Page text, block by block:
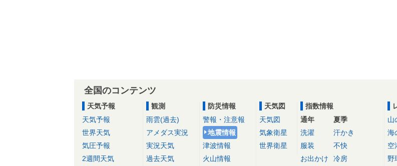
全国のコンテンツ
天気予報
天気予報
世界天気
気圧予報
2週間天気
観測
雨雲(過去)
アメダス実況
実況天気
過去天気
防災情報
警報・注意報
地震情報
津波情報
火山情報
天気図
天気図
気象衛星
世界衛星
指数情報
通年
洗濯
服装
お出かけ
夏季
汗かき
不快
冷房
山
海
空
野